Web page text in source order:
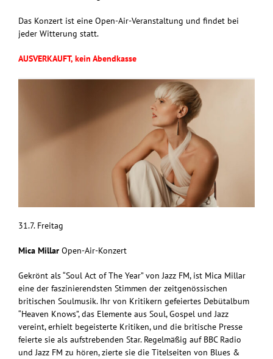
Das Konzert ist eine Open-Air-Veranstaltung und findet bei
jeder Witterung statt.
AUSVERKAUFT, kein Abendkasse
31.7. Freitag
Mica Millar Open-Air-Konzert
Gekrönt als “Soul Act of The Year” von Jazz FM, ist Mica Millar
eine der faszinierendsten Stimmen der zeitgenössischen
britischen Soulmusik. Ihr von Kritikern gefeiertes Debütalbum
“Heaven Knows”, das Elemente aus Soul, Gospel und Jazz
vereint, erhielt begeisterte Kritiken, und die britische Presse
feierte sie als aufstrebenden Star. Regelmäßig auf BBC Radio
und Jazz FM zu hören, zierte sie die Titelseiten von Blues &